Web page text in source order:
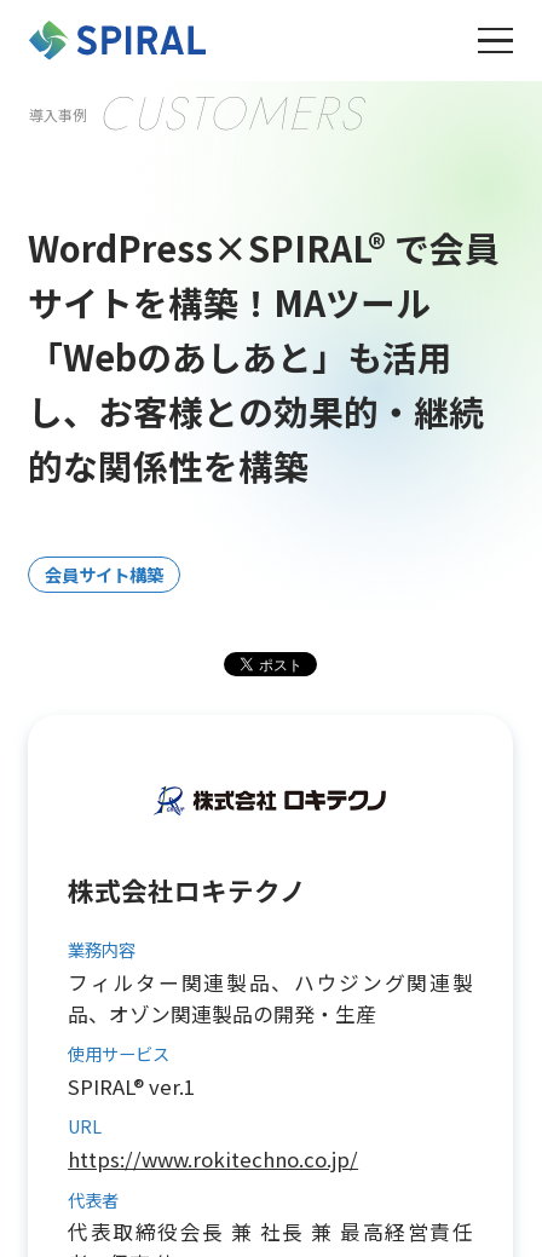
導入事例 CUSTOMERS
WordPress×SPIRAL® で会員
サイトを構築！ MAツール
「Webのあしあと」も活用
し、お客様との効果的・継続
的な関係性を構築
会員サイト構築
株式会社ロキテクノ
業務内容
フィルター関連製品、ハウジング関連製
品、オゾン関連製品の開発・生産
使用サービス
SPIRAL® ver.1
URL
https://www.rokitechno.co.jp/
代表者
代表取締役会長 兼 社長 兼 最高経営責任